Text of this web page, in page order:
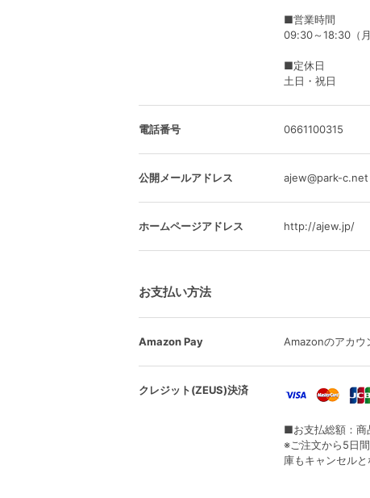
■営業時間
09:30～18:30（月
■定休日
土日・祝日
電話番号 0661100315
公開メールアドレス ajew@park-c.net
ホームページアドレス http://ajew.jp/
お支払い方法
Amazon Pay Amazonのアカウ
クレジット(ZEUS)決済
■お支払総額：商
※ご注文から5日
庫もキャンセルと